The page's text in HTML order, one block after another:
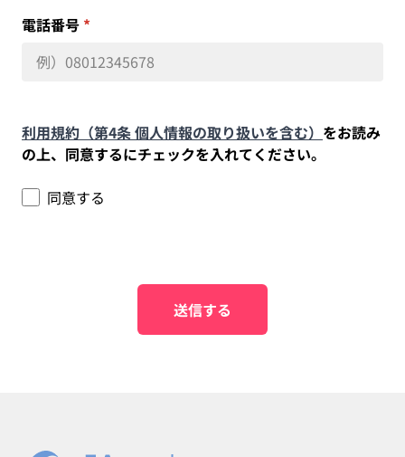
電話番号 *
利用規約（第4条 個人情報の取り扱いを含む） をお読み
の上、同意するにチェックを入れてください。
同意する
送信する